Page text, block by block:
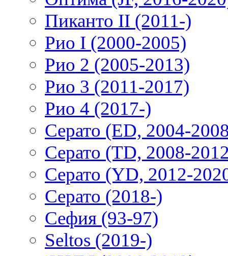
Пиканто II (2011-)
Рио I (2000-2005)
Рио 2 (2005-2013)
Рио 3 (2011-2017)
Рио 4 (2017-)
Серато (ED, 2004-
Серато (TD, 2008-
Серато (YD, 2012-
Серато (2018-)
Сефия (93-97)
Seltos (2019-)